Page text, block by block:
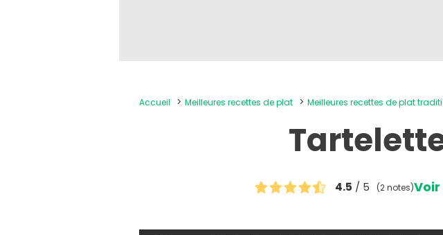
Accueil Meilleures recettes de plat Meilleures recettes de plat
4.5 / 5 (2 notes)